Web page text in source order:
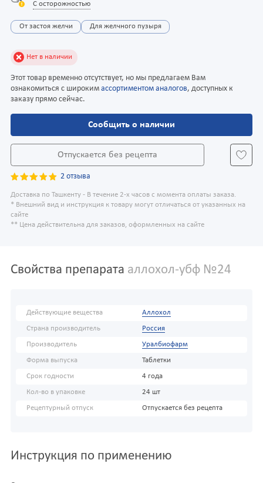
С осторожностью
От застоя желчи Для желчного пузыря
Нет в наличии
Этот товар временно отсутствует, но мы предлагаем Вам
ознакомиться с широким ассортиментом аналогов, доступных к
заказу прямо сейчас.
Сообщить о наличии
Отпускается без рецепта
2 отзыва
Доставка по Ташкенту - В течение 2-х часов с момента оплаты заказа.
* Внешний вид и инструкция к товару могут отличаться от указанных на
сайте
** Цена действительна для заказов, оформленных на сайте
Свойства препарата аллохол-убф №24
Действующие вещества Аллохол
Страна производитель Россия
Производитель Уралбиофарм
Форма выпуска Таблетки
Срок годности 4 года
Кол-во в упаковке 24 шт
Рецептурный отпуск Отпускается без рецепта
Инструкция по применению